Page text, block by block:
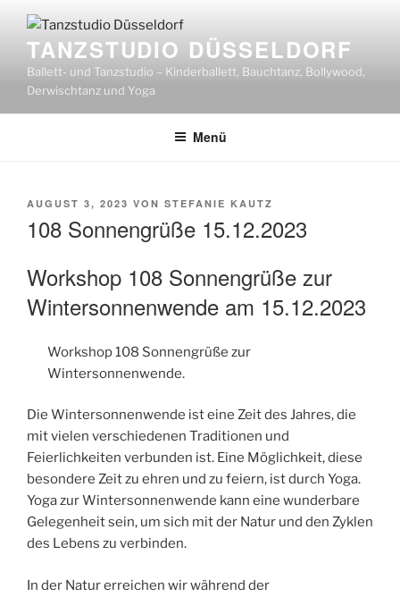
Inhalt
springenTANZSTUDIO DÜSSELDORF
Ballett- und Tanzstudio – Kinderballett, Bauchtanz, Bollywood,
Derwischtanz und Yoga
Menü
VERÖFFENTLICHT
AUGUST 3, 2023 VON STEFANIE KAUTZ
108 Sonnengrüße 15.12.2023
Workshop 108 Sonnengrüße zur
Wintersonnenwende am 15.12.2023
Workshop 108 Sonnengrüße zur
Wintersonnenwende.
Die Wintersonnenwende ist eine Zeit des Jahres, die
mit vielen verschiedenen Traditionen und
Feierlichkeiten verbunden ist. Eine Möglichkeit, diese
besondere Zeit zu ehren und zu feiern, ist durch Yoga.
Yoga zur Wintersonnenwende kann eine wunderbare
Gelegenheit sein, um sich mit der Natur und den Zyklen
des Lebens zu verbinden.
In der Natur erreichen wir während der